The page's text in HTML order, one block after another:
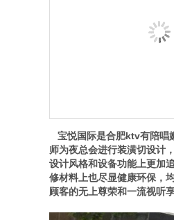
宝悦国际是合肥ktv有陪唱
师为夜总会进行装潢切设计
设计风格和设备功能上更加
修材料上也尽显健康环保，
顾客的无上尊荣和一流视听